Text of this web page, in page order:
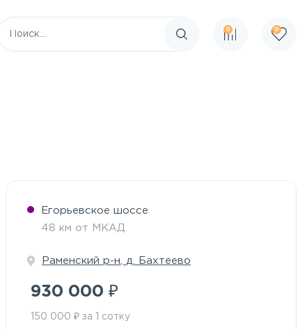
Поиск по сайту
0 0
Егорьевское шоссе
48 км от МКАД
Раменский р-н д. Бахтеево
930 000 ₽
150 000 ₽ за 1 сотку